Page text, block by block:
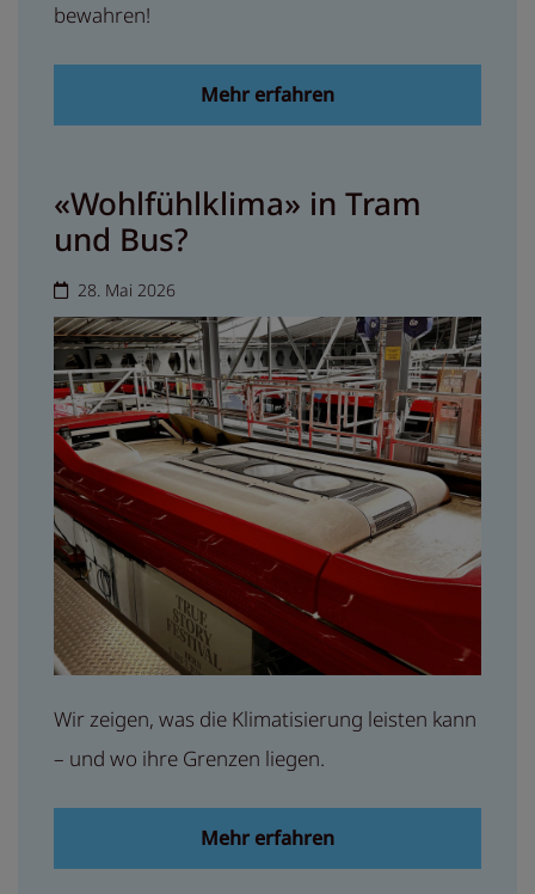
bewahren!
Mehr erfahren
«Wohlfühlklima» in Tram
und Bus?
28. Mai 2026
Wir zeigen, was die Klimatisierung leisten kann
– und wo ihre Grenzen liegen.
Mehr erfahren